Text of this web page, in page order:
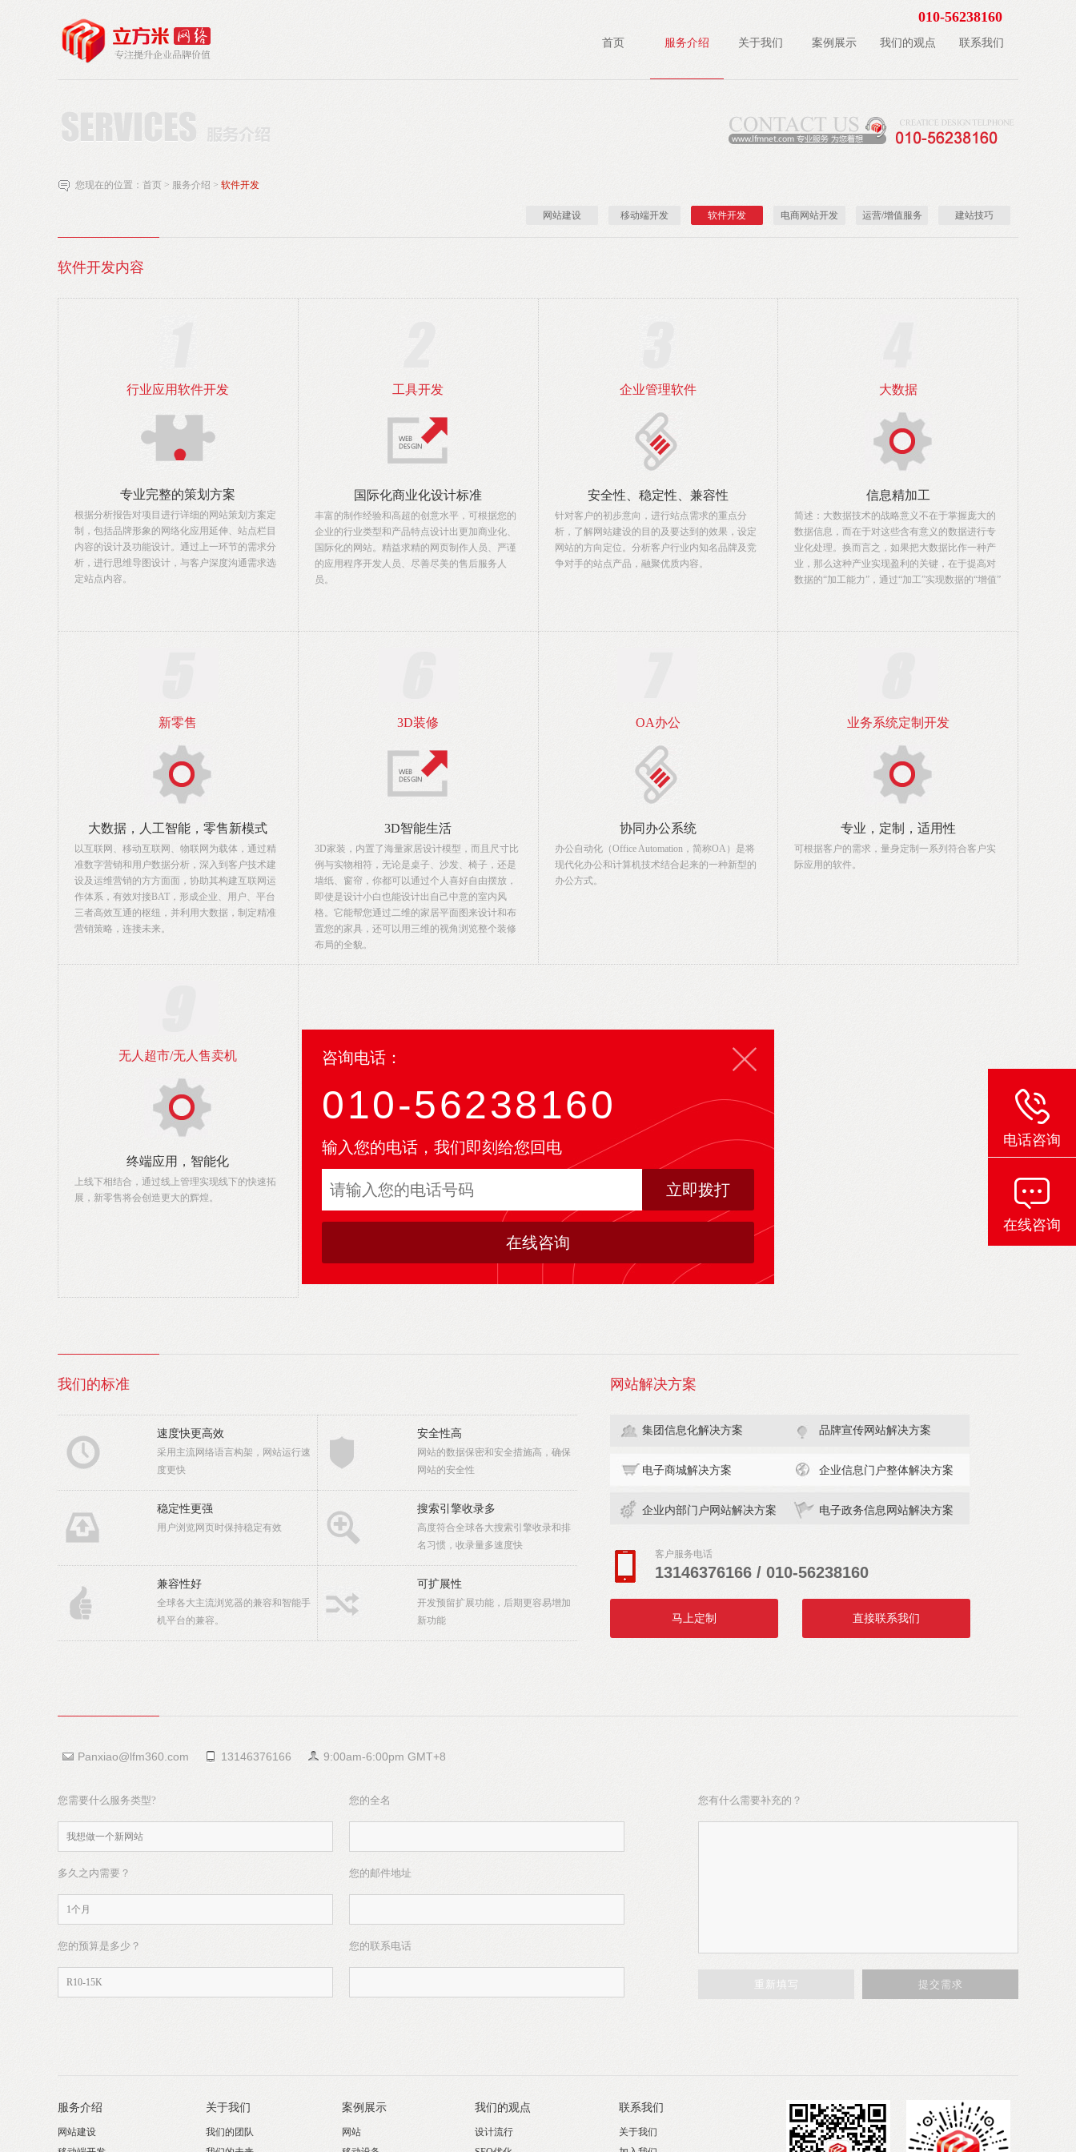
010-56238160
首页 服务介绍 关于我们 案例展示 我们的观点 联系我们
您现在的位置： 首页 > 服务介绍 > 软件开发
网站建设 移动端开发 软件开发 电商网站开发 运营/增值服务 建站技巧
软件开发内容
行业应用软件开发
专业完整的策划方案
根据分析报告对项目进行详细的网站策划方案定
制，包括品牌形象的网络化应用延伸、站点栏目
内容的设计及功能设计。通过上一环节的需求分
析，进行思维导图设计，与客户深度沟通需求选
定站点内容。
工具开发
国际化商业化设计标准
丰富的制作经验和高超的创意水平，可根据您的
企业的行业类型和产品特点设计出更加商业化、
国际化的网站。精益求精的网页制作人员、严谨
的应用程序开发人员、尽善尽美的售后服务人
员。
企业管理软件
安全性、稳定性、兼容性
针对客户的初步意向，进行站点需求的重点分
析，了解网站建设的目的及要达到的效果，设定
网站的方向定位。分析客户行业内知名品牌及竞
争对手的站点产品，融聚优质内容。
大数据
信息精加工
简述：大数据技术的战略意义不在于掌握庞大的
数据信息，而在于对这些含有意义的数据进行专
业化处理。换而言之，如果把大数据比作一种产
业，那么这种产业实现盈利的关键，在于提高对
数据的“加工能力”，通过“加工”实现数据的“增值”
新零售
大数据，人工智能，零售新模式
以互联网、移动互联网、物联网为载体，通过精
准数字营销和用户数据分析，深入到客户技术建
设及运维营销的方方面面，协助其构建互联网运
作体系，有效对接BAT，形成企业、用户、平台
三者高效互通的枢纽，并利用大数据，制定精准
营销策略，连接未来。
3D装修
3D智能生活
3D家装，内置了海量家居设计模型，而且尺寸比
例与实物相符，无论是桌子、沙发、椅子，还是
墙纸、窗帘，你都可以通过个人喜好自由摆放，
即使是设计小白也能设计出自己中意的室内风
格。它能帮您通过二维的家居平面图来设计和布
置您的家具，还可以用三维的视角浏览整个装修
布局的全貌。
OA办公
协同办公系统
办公自动化（Office Automation，简称OA）是将
现代化办公和计算机技术结合起来的一种新型的
办公方式。
业务系统定制开发
专业，定制，适用性
可根据客户的需求，量身定制一系列符合客户实
际应用的软件。
无人超市/无人售卖机
终端应用，智能化
上线下相结合，通过线上管理实现线下的快速拓
展，新零售将会创造更大的辉煌。
我们的标准
速度快更高效
采用主流网络语言构架，网站运行速
度更快
安全性高
网站的数据保密和安全措施高，确保
网站的安全性
稳定性更强
用户浏览网页时保持稳定有效
搜索引擎收录多
高度符合全球各大搜索引擎收录和排
名习惯，收录量多速度快
兼容性好
全球各大主流浏览器的兼容和智能手
机平台的兼容。
可扩展性
开发预留扩展功能，后期更容易增加
新功能
网站解决方案
集团信息化解决方案 品牌宣传网站解决方案
电子商城解决方案 企业信息门户整体解决方案
企业内部门户网站解决方案 电子政务信息网站解决方案
客户服务电话
13146376166 / 010-56238160
马上定制 直接联系我们
Panxiao@lfm360.com 13146376166 9:00am-6:00pm GMT+8
您需要什么服务类型?
多久之内需要？
您的预算是多少？
您的全名
您的邮件地址
您的联系电话
您有什么需要补充的？
服务介绍
网站建设
关于我们
我们的团队
案例展示
网站
我们的观点
设计流行
联系我们
关于我们
咨询电话：
010-56238160
输入您的电话，我们即刻给您回电
立即拨打
在线咨询
电话咨询
在线咨询